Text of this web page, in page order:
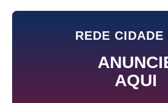
REDE CIDADE
AQUI